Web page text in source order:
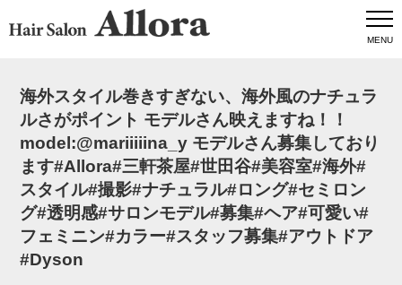
MENU
海外スタイル巻きすぎない、海外風のナチュラ
ルさがポイント️ モデルさん映えますね！！
model:@mariiiiina_y モデルさん募集しており
ます#Allora#三軒茶屋#世田谷#美容室#海外#
スタイル#撮影#ナチュラル#ロング#セミロン
グ#透明感#サロンモデル#募集#ヘア#可愛い#
フェミニン#カラー#スタッフ募集#アウトドア
#Dyson